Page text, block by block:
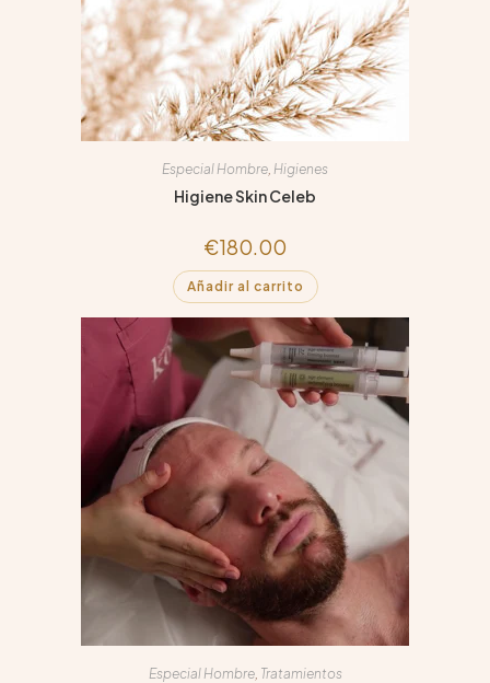
Especial Hombre, Higienes
Higiene Skin Celeb
€180.00
Añadir al carrito
Especial Hombre, Tratamientos